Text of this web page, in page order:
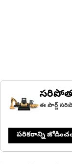
ఈ పార్ట్
పరికరాన్ని